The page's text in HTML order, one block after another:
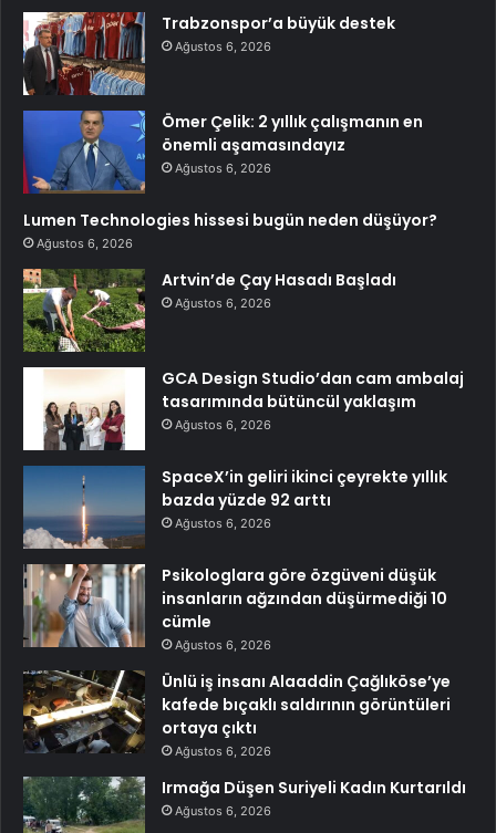
Trabzonspor’a büyük destek
Ağustos 6, 2026
Ömer Çelik: 2 yıllık çalışmanın en
önemli aşamasındayız
Ağustos 6, 2026
Lumen Technologies hissesi bugün neden düşüyor?
Ağustos 6, 2026
Artvin’de Çay Hasadı Başladı
Ağustos 6, 2026
GCA Design Studio’dan cam ambalaj
tasarımında bütüncül yaklaşım
Ağustos 6, 2026
SpaceX’in geliri ikinci çeyrekte yıllık
bazda yüzde 92 arttı
Ağustos 6, 2026
Psikologlara göre özgüveni düşük
insanların ağzından düşürmediği 10
cümle
Ağustos 6, 2026
Ünlü iş insanı Alaaddin Çağlıköse’ye
kafede bıçaklı saldırının görüntüleri
ortaya çıktı
Ağustos 6, 2026
Irmağa Düşen Suriyeli Kadın Kurtarıldı
Ağustos 6, 2026